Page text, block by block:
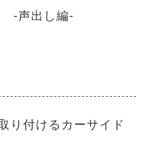
-声出し編-
り付けるカーサイド